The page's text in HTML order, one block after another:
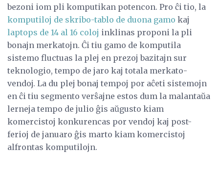
bezoni iom pli komputikan potencon. Pro ĉi tio, la
komputiloj de skribo-tablo de duona gamo kaj
laptops de 14 al 16 coloj inklinas proponi la pli
bonajn merkatojn. Ĉi tiu gamo de komputila
sistemo fluctuas la plej en prezoj bazitajn sur
teknologio, tempo de jaro kaj totala merkato-
vendoj. La du plej bonaj tempoj por aĉeti sistemojn
en ĉi tiu segmento verŝajne estos dum la malantaŭa
lerneja tempo de julio ĝis aŭgusto kiam
komercistoj konkurencas por vendoj kaj post-
ferioj de januaro ĝis marto kiam komercistoj
alfrontas komputilojn.